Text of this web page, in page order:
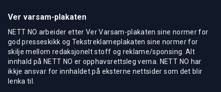
Ver varsam-plakaten
NETT NO arbeider etter Ver Varsam-plakaten sine normer for
god presseskikk og Tekstreklameplakaten sine normer for
skilje mellom redaksjonelt stoff og reklame/sponsing. Alt
innhald på NETT NO er opphavsrettsleg verna. NETT NO har
ikkje ansvar for innhaldet på eksterne nettsider som det blir
lenka til.